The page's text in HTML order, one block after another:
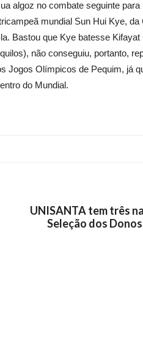
algoz no combate seguinte para
mundial Sun Hui Kye, da
Bastou que Kye batesse
não conseguiu, portanto,
Jogos Olímpicos de Pequim, já
do Mundial.
UNISANTA tem três
Seleção dos